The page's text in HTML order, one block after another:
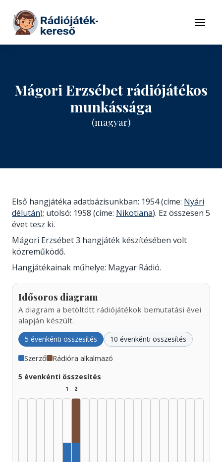
Tovább a tartalomhoz
Menü
Mágori Erzsébet rádiójátékos
munkássága
(magyar)
Első hangjátéka adatbázisunkban: 1954 (címe: Nyári
délután); utolsó: 1958 (címe: Nikotiana). Ez összesen 5
évet tesz ki.
Mágori Erzsébet 3 hangjáték készítésében volt
közreműködő.
Hangjátékainak műhelye: Magyar Rádió.
Idősoros diagram
A diagram a betöltött rádiójátékok bemutatási évei
alapján készült.
5 évenkénti összesítés 10 évenkénti összesítés
Szerző Rádióra alkalmazó
5 évenkénti összesítés
1 2